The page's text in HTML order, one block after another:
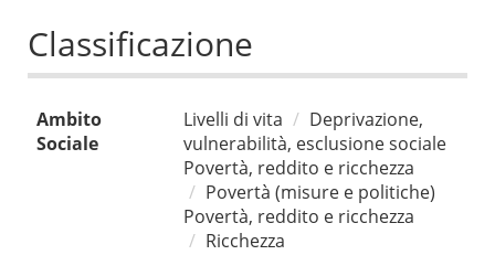
Classificazione
Ambito
Sociale
Livelli di vita
Deprivazione,
vulnerabilità, esclusione sociale
Povertà, reddito e ricchezza
Povertà (misure e politiche)
Povertà, reddito e ricchezza
Ricchezza